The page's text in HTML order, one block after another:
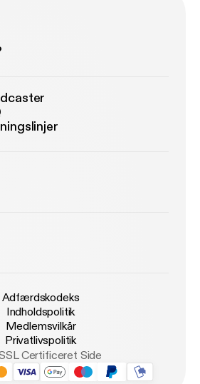
Adfærdskodeks
Indholdspolitik
Medlemsvilkår
Privatlivspolitik
Certificeret Side